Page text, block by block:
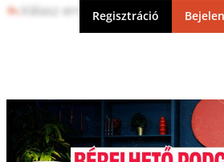
Válasz erre 6 0
Regisztráció